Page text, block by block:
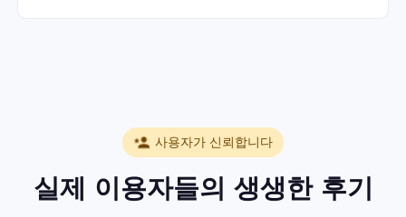
사용자가 신뢰합니다
실제 이용자들의 생생한 후기